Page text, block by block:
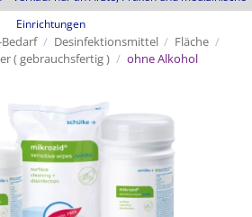
Einrichtungen
/ Desinfektionsmittel / Fläche /
( gebrauchsfertig ) / ohne Alkohol